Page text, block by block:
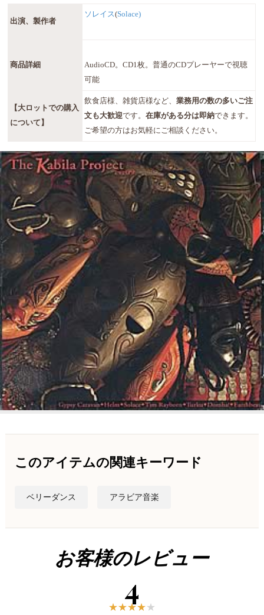
出演、製作者
ソレイス(Solace)
商品詳細
AudioCD。CD1枚。普通のCDプレーヤーで視聴
可能
【大ロットでの購入
について】
飲食店様、雑貨店様など、業務用の数の多いご注
文も大歓迎です。在庫がある分は即納できます。
ご希望の方はお気軽にご相談ください。
このアイテムの関連キーワード
ベリーダンス アラビア音楽
お客様のレビュー
4
★★★★★